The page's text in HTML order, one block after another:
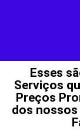
Esses
Serviços
Preços
dos nossos